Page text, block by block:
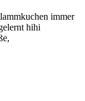
immer
hihi